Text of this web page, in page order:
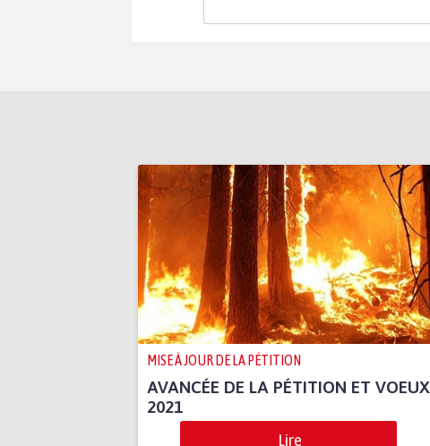
MISE À JOUR DE LA PÉTITION
AVANCÉE DE LA PÉTITION ET VOEUX
2021
Lire